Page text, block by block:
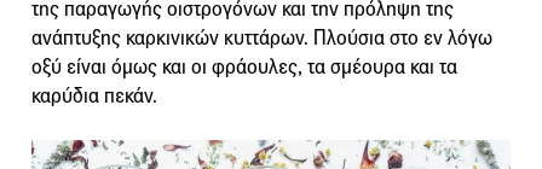
της παραγωγής οιστρογόνων και την πρόληψη της
ανάπτυξης καρκινικών κυττάρων. Πλούσια στο εν λόγω
οξύ είναι όμως και οι φράουλες, τα σμέουρα και τα
καρύδια πεκάν.